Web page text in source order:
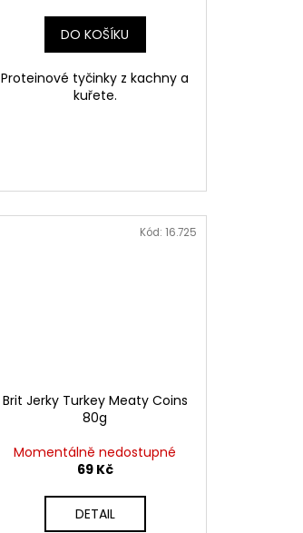
DO KOŠÍKU
Proteinové tyčinky z kachny a
kuřete.
Brit Jerky Turkey Meaty Coins
80g
Momentálně nedostupné
69 Kč
DETAIL
Kód: 16.725